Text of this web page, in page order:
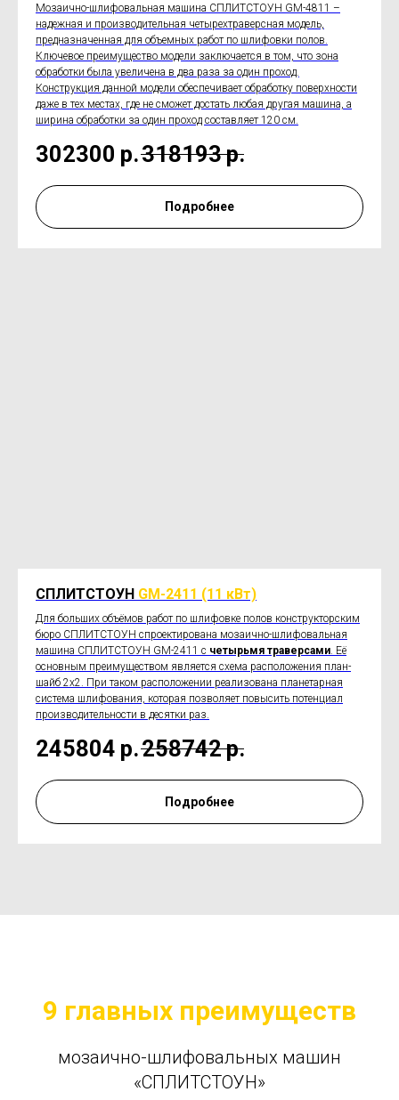
Мозаично-шлифовальная машина СПЛИТСТОУН GM-4811 –
надежная и производительная четырехтраверсная модель,
предназначенная для объемных работ по шлифовки полов.
Ключевое преимущество модели заключается в том, что зона
обработки была увеличена в два раза за один проход.
Конструкция данной модели обеспечивает обработку поверхности
даже в тех местах, где не сможет достать любая другая машина, а
ширина обработки за один проход составляет 120 см.
302300 р.318193р.
Подробнее
СПЛИТСТОУН GM-2411 (11 кВт)
Для больших объёмов работ по шлифовке полов конструкторским
бюро СПЛИТСТОУН спроектирована мозаично-шлифовальная
машина СПЛИТСТОУН GM-2411 с четырьмя траверсами. Её
основным преимуществом является схема расположения план-
шайб 2х2. При таком расположении реализована планетарная
система шлифования, которая позволяет повысить потенциал
производительности в десятки раз.
245804 р.258742р.
Подробнее
9 главных преимуществ
мозаично-шлифовальных машин
«СПЛИТСТОУН»